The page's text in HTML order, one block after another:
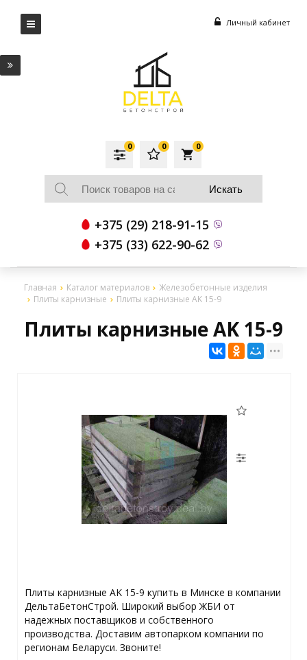
Личный кабинет
local_grocery_store
0
0
0
+375 (29) 218-91-15
+375 (33) 622-90-62
Главная Каталог материалов
Железобетонные изделия
Плиты карнизные
Плиты карнизные AK 15-9
Плиты карнизные AK 15-9
Плиты карнизные AK 15-9 купить в Минске в компании
ДельтаБетонСтрой. Широкий выбор ЖБИ от
надежных поставщиков и собственного
производства. Доставим автопарком компании по
регионам Беларуси. Звоните!